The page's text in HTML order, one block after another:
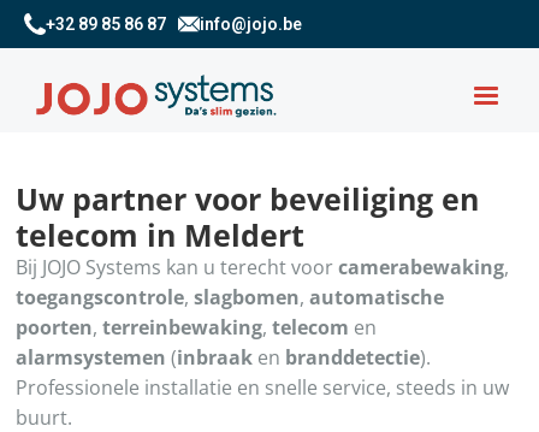
+32 89 85 86 87 info@jojo.be
Uw partner voor beveiliging en
telecom in Meldert
Bij JOJO Systems kan u terecht voorcamerabewaking,
toegangscontrole,slagbomen,automatische
poorten,terreinbewaking,telecom en
alarmsystemen (inbraak en branddetectie).
Professionele installatie en snelle service, steeds in uw
buurt.